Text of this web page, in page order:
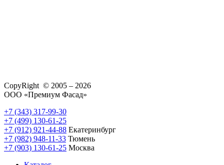
CopyRight © 2005 – 2026
ООО «Премиум Фасад»
+7 (343) 317-99-30
+7 (499) 130-61-25
+7 (912) 921-44-88 Екатеринбург
+7 (982) 948-11-33 Тюмень
+7 (903) 130-61-25 Москва